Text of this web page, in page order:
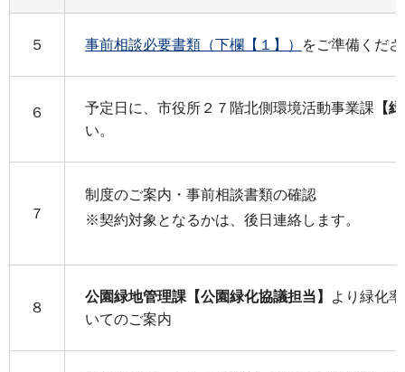
５ 事前相談必要書類（下欄【１】） をご準備くだ
６ 予定日に、市役所２７階北側環境活動事業課 【
い。
７
制度のご案内・事前相談書類の確認
※契約対象となるかは、後日連絡します。
８
公園緑地管理課【公園緑化協議担当】
より緑化
いてのご案内